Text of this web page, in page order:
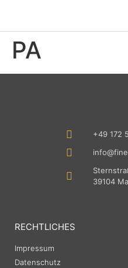
PA
+49 172
39104
RECHTLICHES
Impressum
Datenschutz